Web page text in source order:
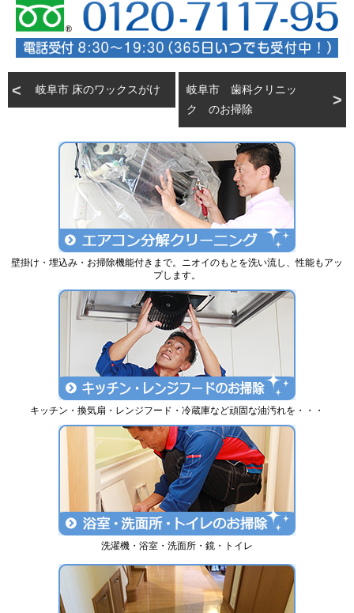
岐阜市 床のワックスがけ
岐阜市 歯科クリニッ
ク のお掃除
壁掛け・埋込み・お掃除機能付きまで。ニオイのもとを洗い流し、性能もアッ
プします。
キッチン・換気扇・レンジフード・冷蔵庫など頑固な油汚れを・・・
洗濯機・浴室・洗面所・鏡・トイレ